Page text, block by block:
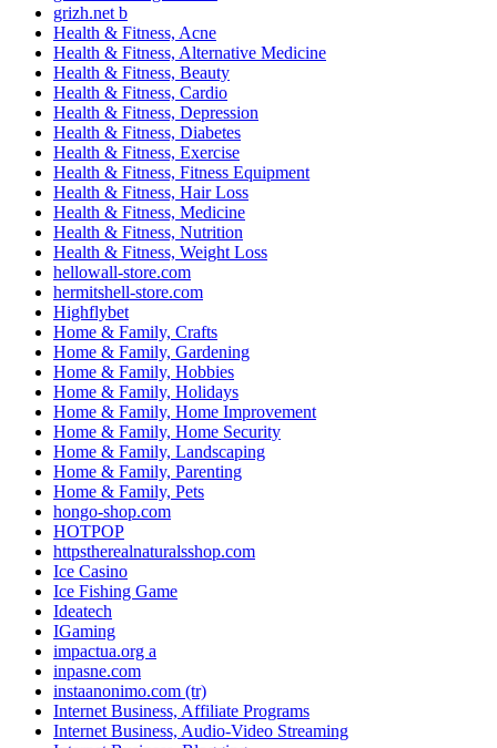
grizh.net b
Health & Fitness, Acne
Health & Fitness, Alternative Medicine
Health & Fitness, Beauty
Health & Fitness, Cardio
Health & Fitness, Depression
Health & Fitness, Diabetes
Health & Fitness, Exercise
Health & Fitness, Fitness Equipment
Health & Fitness, Hair Loss
Health & Fitness, Medicine
Health & Fitness, Nutrition
Health & Fitness, Weight Loss
hellowall-store.com
hermitshell-store.com
Highflybet
Home & Family, Crafts
Home & Family, Gardening
Home & Family, Hobbies
Home & Family, Holidays
Home & Family, Home Improvement
Home & Family, Home Security
Home & Family, Landscaping
Home & Family, Parenting
Home & Family, Pets
hongo-shop.com
HOTPOP
httpstherealnaturalsshop.com
Ice Casino
Ice Fishing Game
Ideatech
IGaming
impactua.org a
inpasne.com
instaanonimo.com (tr)
Internet Business, Affiliate Programs
Internet Business, Audio-Video Streaming